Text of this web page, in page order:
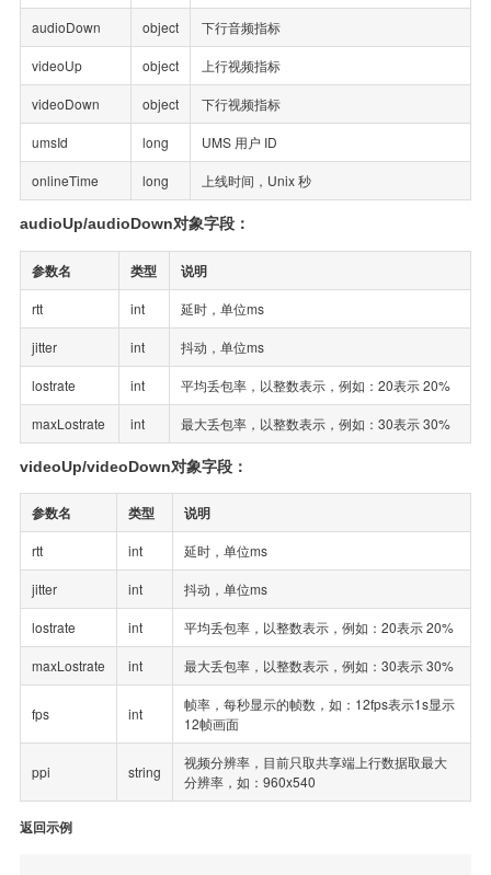
audioDown object 下行音频指标
videoUp object 上行视频指标
videoDown object 下行视频指标
umsId long UMS 用户 ID
onlineTime long 上线时间，Unix 秒
audioUp/audioDown对象字段：
参数名 类型 说明
rtt int 延时，单位ms
jitter int 抖动，单位ms
lostrate int 平均丢包率，以整数表示，例如：20表示 20%
maxLostrate int 最大丢包率，以整数表示，例如：30表示 30%
videoUp/videoDown对象字段：
参数名 类型 说明
rtt int 延时，单位ms
jitter int 抖动，单位ms
lostrate int 平均丢包率，以整数表示，例如：20表示 20%
maxLostrate int 最大丢包率，以整数表示，例如：30表示 30%
fps int
帧率，每秒显示的帧数，如：12fps表示1s显示
12帧画面
ppi string
视频分辨率，目前只取共享端上行数据取最大
分辨率，如：960x540
返回示例